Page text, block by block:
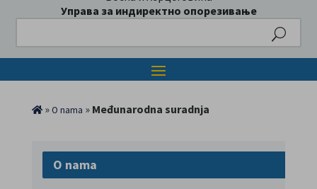
Управа за индиректно опорезивање
»O nama » Međunarodna suradnja
O nama